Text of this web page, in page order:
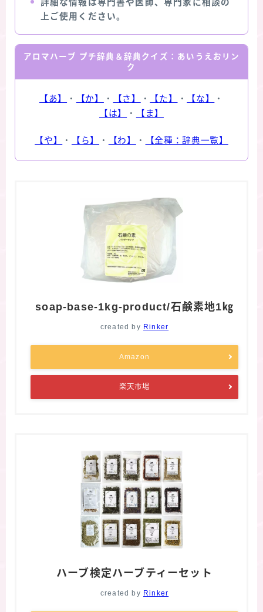
詳細な情報は専門書や医師、専門家に相談の
上ご使用ください。
アロマハーブ プチ辞典＆辞典クイズ：あいうえおリン
ク
【あ】 ・ 【か】 ・ 【さ】 ・ 【た】 ・ 【な】
・
【は】
・ 【ま】
【や】 ・ 【ら】 ・ 【わ】 ・ 【全種：辞典一覧】
soap-base-1kg-product/石鹸素地1㎏
created by Rinker
Amazon
楽天市場
ハーブ検定ハーブティーセット
created by Rinker